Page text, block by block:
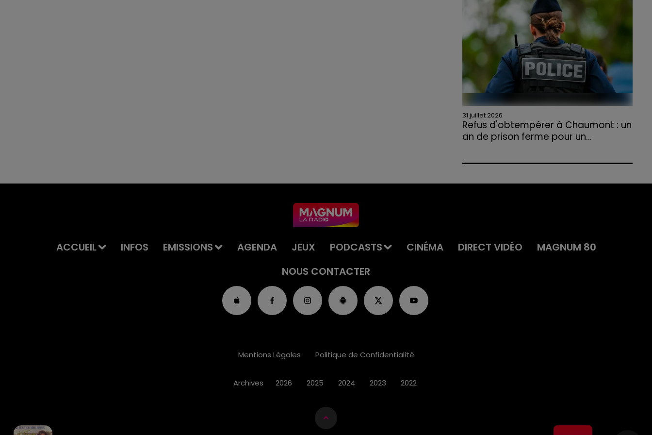
agriculteurs volontaires pour venir en aide...
31 juillet 2026
Refus d'obtempérer à Chaumont : un
an de prison ferme pour un...
l'annulation de son permis et la confiscation
ACCUEIL INFOS EMISSIONS AGENDA JEUX PODCASTS CINÉMA DIRECT VIDÉO
MAGNUM 80
NOUS CONTACTER
Mentions Légales Politique de Confidentialité
Archives 2026 2025 2024 2023 2022